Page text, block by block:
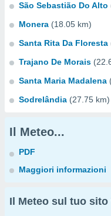
São Sebastião Do Alto
Monera (18.05 km)
Santa Rita Da Floresta
Trajano De Morais
Santa Maria Madalena
Sodrelândia (27.75 km)
Il Meteo...
PDF
Maggiori informazioni
Il Meteo sul tuo sito